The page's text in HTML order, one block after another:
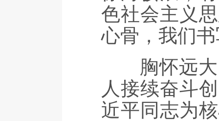
色社会主义
心骨，我们
胸怀远大
人接续奋斗
近平同志为